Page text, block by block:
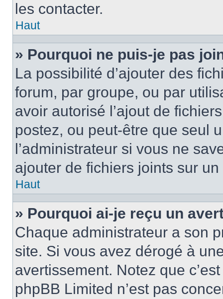
les contacter.
Haut
» Pourquoi ne puis-je pas
La possibilité d’ajouter des
forum, par groupe, ou par
avoir autorisé l’ajout de
postez, ou peut-être que seul
l’administrateur si vous ne
ajouter de fichiers joints sur un
Haut
» Pourquoi ai-je reçu un
Chaque administrateur a son
site. Si vous avez dérogé à
avertissement. Notez que
phpBB Limited n’est pas